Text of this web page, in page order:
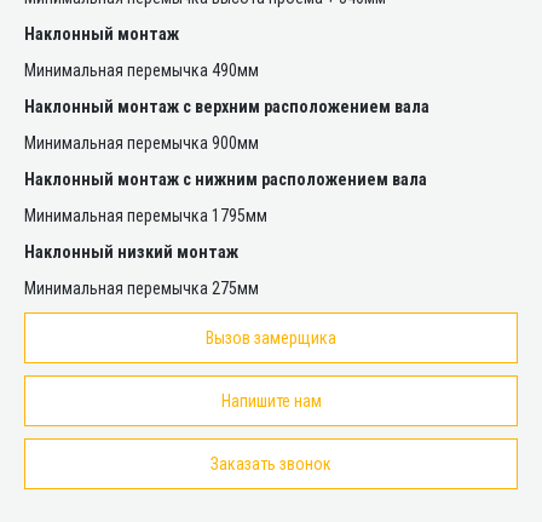
Наклонный монтаж
Минимальная перемычка 490мм
Наклонный монтаж с верхним расположением вала
Минимальная перемычка 900мм
Наклонный монтаж с нижним расположением вала
Минимальная перемычка 1795мм
Наклонный низкий монтаж
Минимальная перемычка 275мм
Вызов замерщика
Напишите нам
Заказать звонок